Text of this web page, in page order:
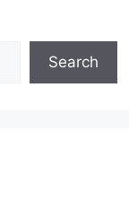
Search